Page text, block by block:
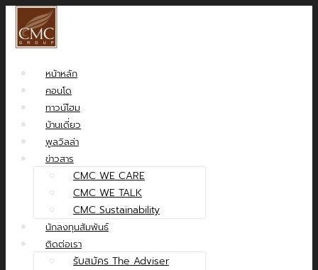
หน้าหลัก
คอนโด
ทาวน์โฮม
บ้านเดี่ยว
พูลวิลล่า
ข่าวสาร
CMC WE CARE
CMC WE TALK
CMC Sustainability
นักลงทุนสัมพันธ์
ติดต่อเรา
รับสมัคร The Adviser